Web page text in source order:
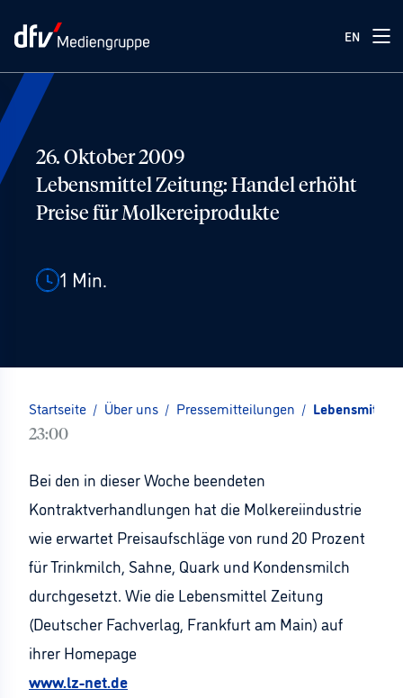
EN
26. Oktober 2009
Lebensmittel Zeitung: Handel erhöht
Preise für Molkereiprodukte
1 Min.
Startseite / Über uns / Pressemitteilungen / Lebensmittel
23:00
Bei den in dieser Woche beendeten
Kontraktverhandlungen hat die Molkereiindustrie
wie erwartet Preisaufschläge von rund 20 Prozent
für Trinkmilch, Sahne, Quark und Kondensmilch
durchgesetzt. Wie die Lebensmittel Zeitung
(Deutscher Fachverlag, Frankfurt am Main) auf
ihrer Homepage
www.lz-net.de